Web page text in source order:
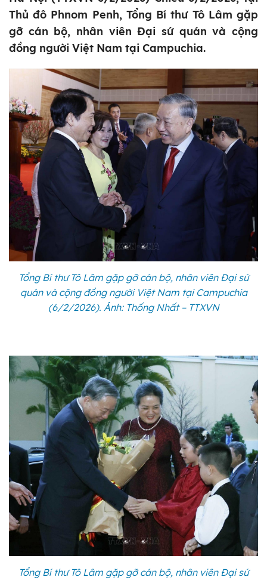
Thủ đô Phnom Penh, Tổng Bí thư Tô Lâm gặp
gỡ cán bộ, nhân viên Đại sứ quán và cộng
đồng người Việt Nam tại Campuchia.
Tổng Bí thư Tô Lâm gặp gỡ cán bộ, nhân viên Đại sứ
quán và cộng đồng người Việt Nam tại Campuchia
(6/2/2026). Ảnh: Thống Nhất – TTXVN
Tổng Bí thư Tô Lâm gặp gỡ cán bộ, nhân viên Đại sứ